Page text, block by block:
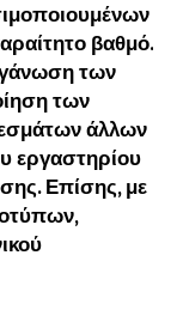
βαθμό.
των
των
άλλων
εργαστηρίου
Επίσης, με